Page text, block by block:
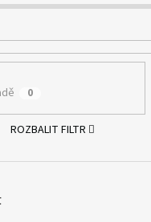
0
ROZBALIT FILTR